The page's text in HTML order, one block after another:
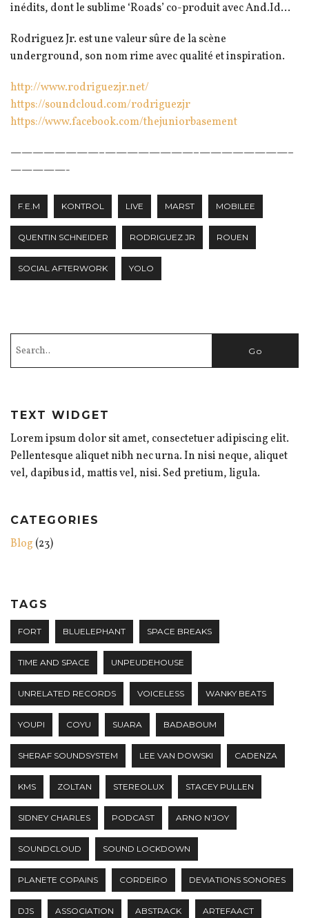
inédits, dont le sublime ‘Roads’ co-produit avec And.Id…
Rodriguez Jr. est une valeur sûre de la scène
underground, son nom rime avec qualité et inspiration.
http://www.rodriguezjr.net/
https://soundcloud.com/rodriguezjr
https://www.facebook.com/thejuniorbasement
————————–————————–————————–
—————-
F.E.M KONTROL LIVE MARST MOBILEE
QUENTIN SCHNEIDER RODRIGUEZ JR ROUEN
SOCIAL AFTERWORK YOLO
TEXT WIDGET
Lorem ipsum dolor sit amet, consectetuer adipiscing elit.
Pellentesque aliquet nibh nec urna. In nisi neque, aliquet
vel, dapibus id, mattis vel, nisi. Sed pretium, ligula.
CATEGORIES
Blog (23)
TAGS
FORT BLUELEPHANT SPACE BREAKS
TIME AND SPACE UNPEUDEHOUSE
UNRELATED RECORDS VOICELESS WANKY BEATS
YOUPI COYU SUARA BADABOUM
SHERAF SOUNDSYSTEM LEE VAN DOWSKI CADENZA
KMS ZOLTAN STEREOLUX STACEY PULLEN
SIDNEY CHARLES PODCAST ARNO N'JOY
SOUNDCLOUD SOUND LOCKDOWN
PLANETE COPAINS CORDEIRO DEVIATIONS SONORES
DJS ASSOCIATION ABSTRACK ARTEFAACT